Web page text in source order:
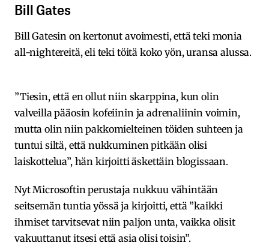
Bill Gates
Bill Gatesin on kertonut avoimesti, että teki monia
all-nightereitä, eli teki töitä koko yön, uransa alussa.
”Tiesin, että en ollut niin skarppina, kun olin
valveilla pääosin kofeiinin ja adrenaliinin voimin,
mutta olin niin pakkomielteinen töiden suhteen ja
tuntui siltä, että nukkuminen pitkään olisi
laiskottelua”, hän kirjoitti äskettäin blogissaan.
Nyt Microsoftin perustaja nukkuu vähintään
seitsemän tuntia yössä ja kirjoitti, että ”kaikki
ihmiset tarvitsevat niin paljon unta, vaikka olisit
vakuuttanut itsesi että asia olisi toisin”.